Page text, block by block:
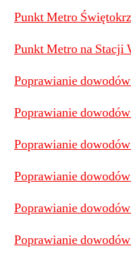
Punkt Metro
Punkt Metro na Stacji
Poprawianie
Poprawianie
Poprawianie
Poprawianie
Poprawianie
Poprawianie